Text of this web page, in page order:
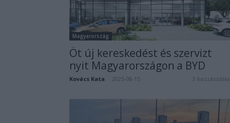
Magyarország
Öt új kereskedést és szervizt
nyit Magyarországon a BYD
Kovács Kata 2025-08-15 3 hozzászólás